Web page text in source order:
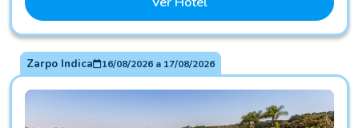
Zarpo Indica 16/08/2026a 17/08/2026